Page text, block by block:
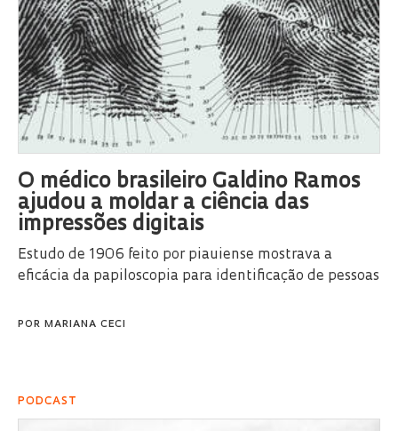
O médico brasileiro Galdino Ramos
ajudou a moldar a ciência das
impressões digitais
Estudo de 1906 feito por piauiense mostrava a
eficácia da papiloscopia para identificação de pessoas
POR MARIANA CECI
PODCAST